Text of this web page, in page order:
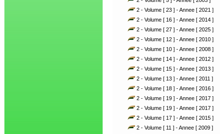
2 - Volume [ 23 ] - Annee [ 2021 ]
2 - Volume [ 16 ] - Annee [ 2014 ]
2 - Volume [ 27 ] - Annee [ 2025 ]
2 - Volume [ 12 ] - Annee [ 2010 ]
2 - Volume [ 10 ] - Annee [ 2008 ]
2 - Volume [ 14 ] - Annee [ 2012 ]
2 - Volume [ 15 ] - Annee [ 2013 ]
2 - Volume [ 13 ] - Annee [ 2011 ]
2 - Volume [ 18 ] - Annee [ 2016 ]
2 - Volume [ 19 ] - Annee [ 2017 ]
2 - Volume [ 19 ] - Annee [ 2017 ]
2 - Volume [ 17 ] - Annee [ 2015 ]
2 - Volume [ 11 ] - Annee [ 2009 ]